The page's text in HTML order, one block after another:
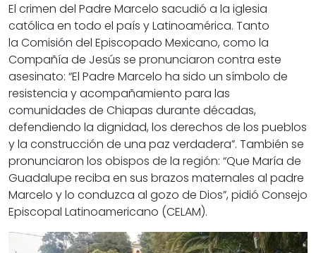
El crimen del Padre Marcelo sacudió a la iglesia
católica en todo el país y Latinoamérica. Tanto
la Comisión del Episcopado Mexicano, como la
Compañía de Jesús se pronunciaron contra este
asesinato: “El Padre Marcelo ha sido un símbolo de
resistencia y acompañamiento para las
comunidades de Chiapas durante décadas,
defendiendo la dignidad, los derechos de los pueblos
y la construcción de una paz verdadera”. También se
pronunciaron los obispos de la región: “Que María de
Guadalupe reciba en sus brazos maternales al padre
Marcelo y lo conduzca al gozo de Dios”, pidió Consejo
Episcopal Latinoamericano (CELAM).